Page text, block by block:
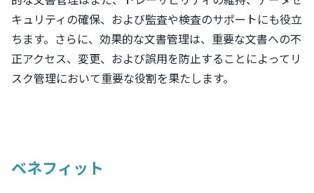
キュリティの確保、および監査や検査のサポートにも役立
ちます。さらに、効果的な文書管理は、重要な文書への不
正アクセス、変更、および誤用を防止することによってリ
スク管理において重要な役割を果たします。
ベネフィット